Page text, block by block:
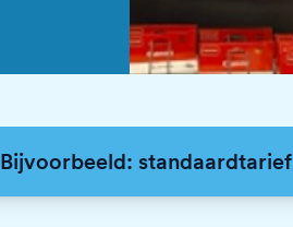
Bijvoorbeeld: standaardtarief